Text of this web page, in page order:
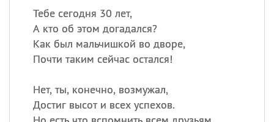
Тебе сегодня 30 лет,
А кто об этом догадался?
Как был мальчишкой во дворе,
Почти таким сейчас остался!
Нет, ты, конечно, возмужал,
Достиг высот и всех успехов.